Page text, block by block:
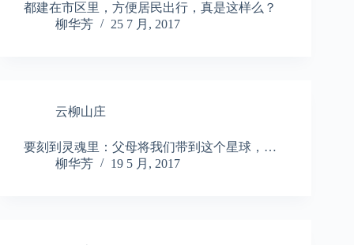
都建在市区里，方便居民出行，真是这样么？
柳华芳
25 7 月, 2017
云柳山庄
要刻到灵魂里：父母将我们带到这个星球，…
柳华芳
19 5 月, 2017